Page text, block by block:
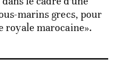
marins grecs, pour
royale marocaine».